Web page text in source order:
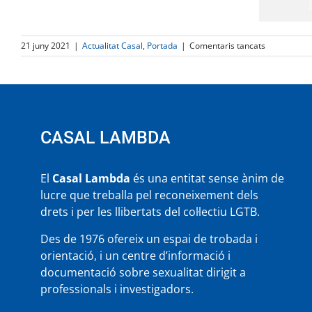
21 juny 2021 | Actualitat Casal, Portada | Comentaris tancatsa
la
CASAL LAMBDA
El Casal Lambda és una entitat sense ànim de
lucre que treballa pel reconeixement dels
drets i per les llibertats del col·lectiu LGTB.
Des de 1976 ofereix un espai de trobada i
orientació, i un centre d’informació i
documentació sobre sexualitat dirigit a
professionals i investigadors.